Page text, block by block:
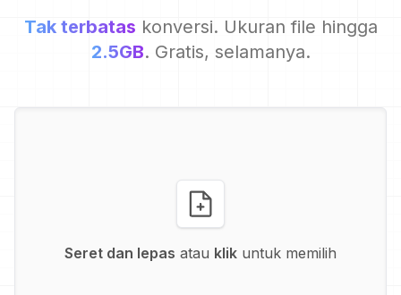
Tak terbatas konversi. Ukuran file hingga
2.5GB. Gratis, selamanya.
Seret dan lepas atau klik untuk memilih